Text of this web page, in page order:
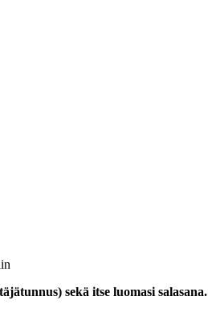
sekä itse luomasi salasana.